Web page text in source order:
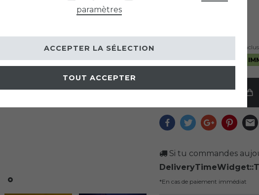
* TVA totale incluse Standard inclus
PRÊT À ÊTRE EXPÉDIÉ
Si tu commandes
*En cas de paiement immédiat
paramètres
TOUT ACCEPTER
ACCEPTER LA SÉLECTION